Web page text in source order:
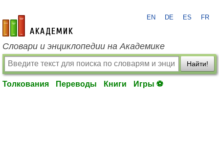
academic.ru
EN DE ES FR
Словари и энциклопедии на Академике
Найти!
Толкования Переводы Книги Игры ⚽